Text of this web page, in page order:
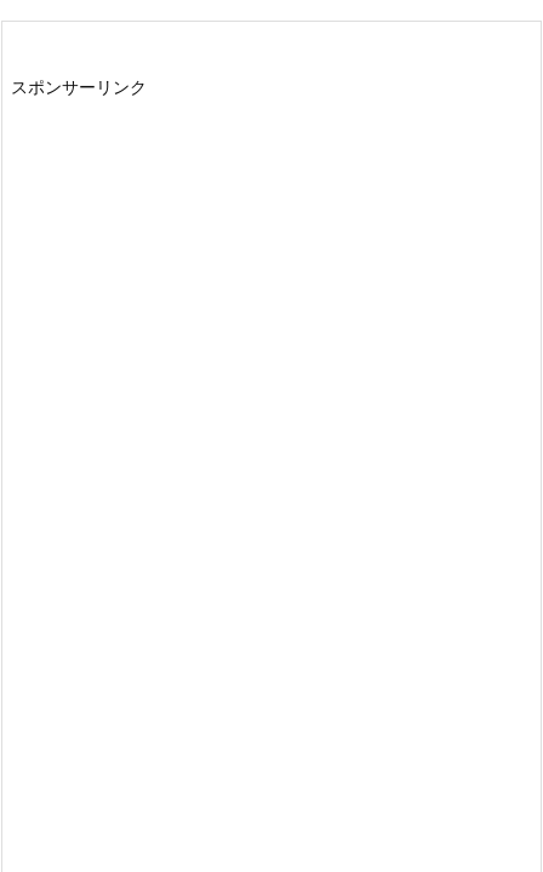
スポンサーリンク